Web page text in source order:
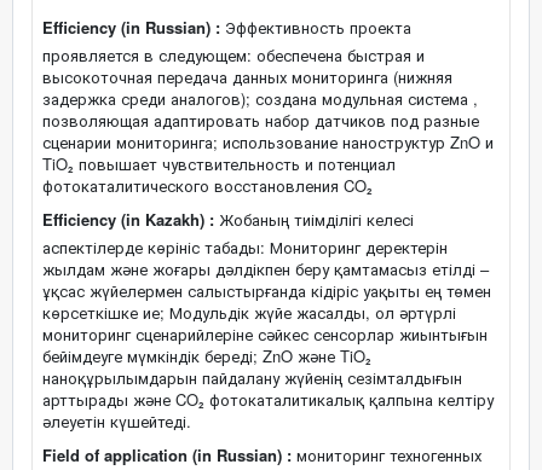
Efficiency (in Russian) : Эффективность проекта
проявляется в следующем: обеспечена быстрая и
высокоточная передача данных мониторинга (нижняя
задержка среди аналогов); создана модульная система ,
позволяющая адаптировать набор датчиков под разные
сценарии мониторинга; использование наноструктур ZnO и
TiO₂ повышает чувствительность и потенциал
фотокаталитического восстановления CO₂
Efficiency (in Kazakh) : Жобаның тиімділігі келесі
аспектілерде көрініс табады: Мониторинг деректерін
жылдам және жоғары дәлдікпен беру қамтамасыз етілді –
ұқсас жүйелермен салыстырғанда кідіріс уақыты ең төмен
көрсеткішке ие; Модульдік жүйе жасалды, ол әртүрлі
мониторинг сценарийлеріне сәйкес сенсорлар жиынтығын
бейімдеуге мүмкіндік береді; ZnO және TiO₂
наноқұрылымдарын пайдалану жүйенің сезімталдығын
арттырады және CO₂ фотокаталитикалық қалпына келтіру
әлеуетін күшейтеді.
Field of application (in Russian) : мониторинг техногенных